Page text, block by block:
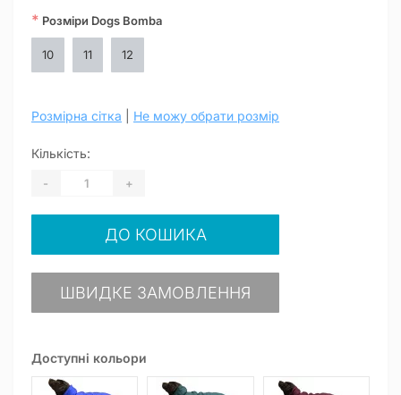
Доступні кольори
* Розміри Dogs Bomba
10 11 12
Розмірна сітка Не можу обрати розмір
Кількість:
- +
ДО КОШИКА
ШВИДКЕ ЗАМОВЛЕННЯ